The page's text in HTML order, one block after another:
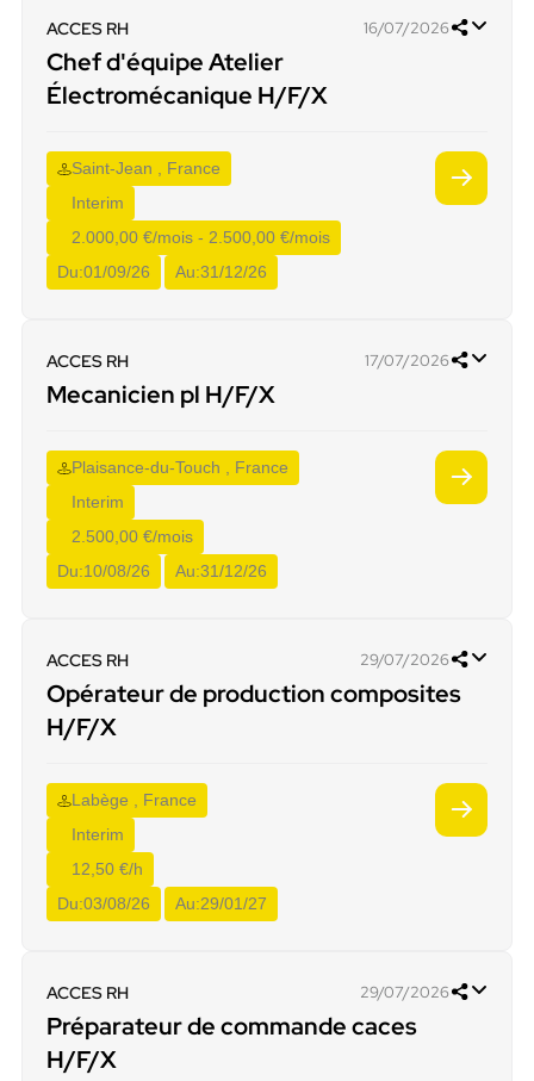
ACCES RH 16/07/2026
Chef d'équipe Atelier
Électromécanique H/F/X
Saint-Jean , France
Interim
2.000,00 €/mois - 2.500,00 €/mois
Du:01/09/26 Au:31/12/26
ACCES RH 17/07/2026
Mecanicien pl H/F/X
Plaisance-du-Touch , France
Interim
2.500,00 €/mois
Du:10/08/26 Au:31/12/26
ACCES RH 29/07/2026
Opérateur de production composites
H/F/X
Labège , France
Interim
12,50 €/h
Du:03/08/26 Au:29/01/27
ACCES RH 29/07/2026
Préparateur de commande caces
H/F/X